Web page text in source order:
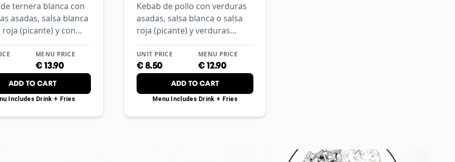
ternera blanca con
asadas, salsa blanca
roja (picante) y con
frescas a elegir
MENU PRICE
€13.90
ADD TO CART
Includes Drink + Fries
Kebab de pollo con verduras
asadas, salsa blanca o salsa
roja (picante) y verduras
frescas a elegir.
UNIT PRICE
€8.50
MENU PRICE
€12.90
ADD TO CART
Menu Includes Drink + Fries